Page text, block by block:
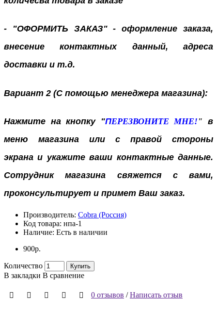
- "ОФОРМИТЬ ЗАКАЗ" - оформление заказа,
внесение контактных данный, адреса
доставки и т.д.
Вариант 2 (С помощью менеджера магазина):
Нажмите на кнопку "ПЕРЕЗВОНИТЕ МНЕ! "
в
меню магазина или с правой стороны
экранаи укажите ваши контактные данные.
Сотрудник магазина свяжется с вами,
проконсультирует и примет Ваш заказ.
Производитель: Cobra (Россия)
Код товара: нпа-1
Наличие: Есть в наличии
900р.
Количество Купить
В закладки В сравнение
0 отзывов /Написать отзыв